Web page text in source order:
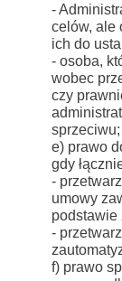
-
celów, ale
ich do
- osoba,
wobec
czy
sprzeciwu;
e) prawo
gdy
-
umowy
podstawie
-
f) prawo